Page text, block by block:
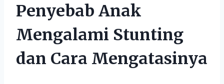
Penyebab Anak
Mengalami Stunting
dan Cara Mengatasinya